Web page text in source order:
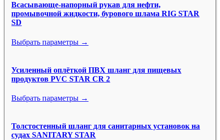
Всасывающе-напорный рукав для нефти,
промывочной жидкости, бурового шлама RIG STAR
SD
Выбрать параметры →
Усиленный оплёткой ПВХ шланг для пищевых
продуктов PVC STAR CR 2
Выбрать параметры →
Толстостенный шланг для санитарных установок на
судах SANITARY STAR